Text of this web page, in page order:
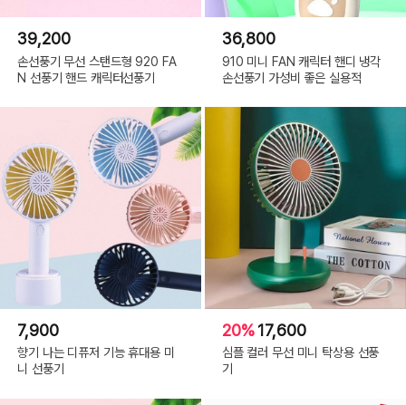
39,200
손선풍기 무선 스탠드형 920 FA
N 선풍기 핸드 캐릭터선풍기
36,800
910 미니 FAN 캐릭터 핸디 냉각
손선풍기 가성비 좋은 실용적
7,900
향기 나는 디퓨저 기능 휴대용 미
니 선풍기
20%17,600
심플 컬러 무선 미니 탁상용 선풍
기